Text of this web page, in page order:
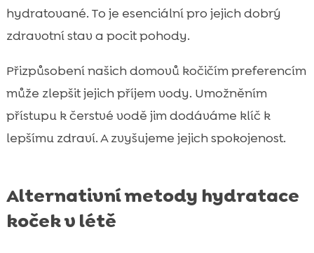
hydratované. To je esenciální pro jejich dobrý
zdravotní stav a pocit pohody.
Přizpůsobení našich domovů kočičím preferencím
může zlepšit jejich příjem vody. Umožněním
přístupu k čerstvé vodě jim dodáváme klíč k
lepšímu zdraví. A zvyšujeme jejich spokojenost.
Alternativní metody hydratace
koček v létě